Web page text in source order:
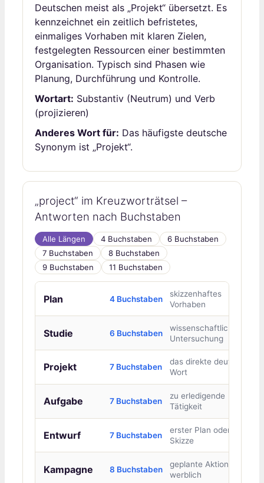
Deutschen meist als „Projekt“ übersetzt. Es
kennzeichnet ein zeitlich befristetes,
einmaliges Vorhaben mit klaren Zielen,
festgelegten Ressourcen einer bestimmten
Organisation. Typisch sind Phasen wie
Planung, Durchführung und Kontrolle.
Wortart: Substantiv (Neutrum) und Verb
(projizieren)
Anderes Wort für: Das häufigste deutsche
Synonym ist „Projekt“.
„project“ im Kreuzworträtsel –
Antworten nach Buchstaben
Alle Längen 4 Buchstaben
6 Buchstaben
7 Buchstaben
8 Buchstaben
9 Buchstaben
11 Buchstaben
Plan 4 Buchstaben
skizzenhaftes
Vorhaben
Studie 6 Buchstaben
wissenschaftliche
Untersuchung
Projekt 7 Buchstaben
das direkte deutsche
Wort
Aufgabe 7 Buchstaben
zu erledigende
Tätigkeit
Entwurf 7 Buchstaben
erster Plan oder
Skizze
Kampagne 8 Buchstaben
geplante Aktion, oft
werblich